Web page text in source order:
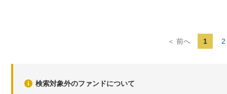
＜ 前へ 1 2
検索対象外のファンドについて